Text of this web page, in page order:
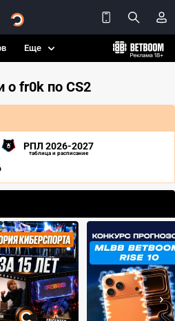
Еще
о fr0k по CS2
РПЛ 2026-2027
таблица и расписание
›